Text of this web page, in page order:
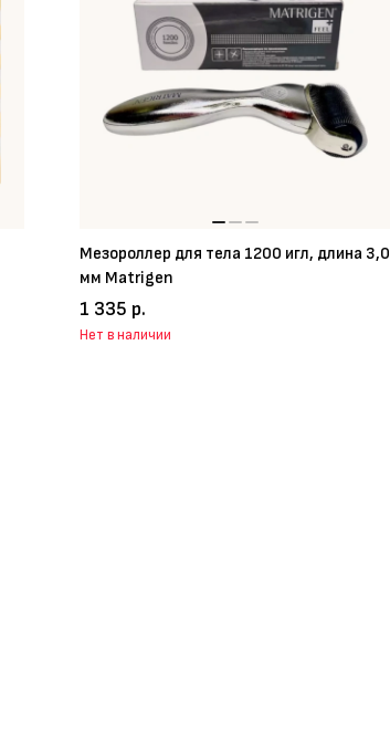
Мезороллер для тела 1200 игл, длина 3,0
мм Matrigen
1 335 р.
Нет в наличии